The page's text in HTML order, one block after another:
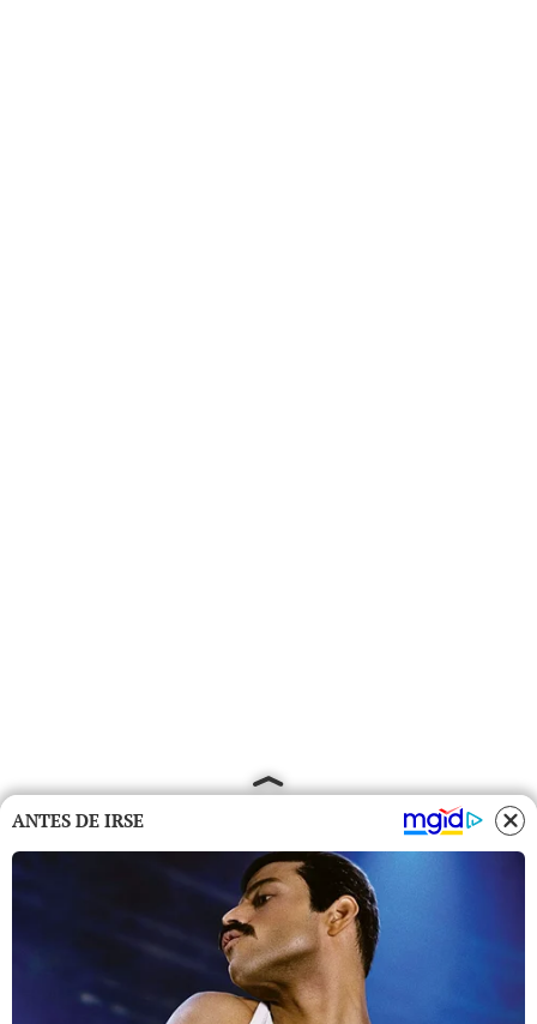
ANTES DE IRSE